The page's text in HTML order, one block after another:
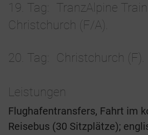
19. Tag
TranzAlpine
Christchurch (F/A).
20. Tag Christchurch (F).
Leistungen
Flughafentransfers, Fahrt im
Reisebus (30 Sitzplätze);